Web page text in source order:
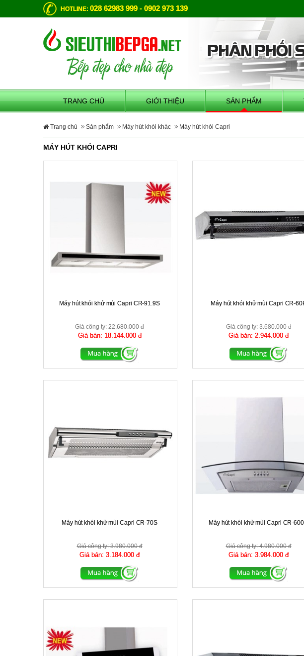
HOTLINE: 028 62983 999 - 0902 973 139
TRANG CHỦ GIỚI THIỆU SẢN PHẨM
Trang chủ Sản phẩm Máy hút khói khác Máy hút khói Capri
MÁY HÚT KHÓI CAPRI
Máy hút khói khử mùi Capri CR-91.9S
Giá công ty:22.680.000 đ
Giá bán: 18.144.000 đ
Máy hút khói khử mùi Capri CR-
Giá công ty:3.680.000 đ
Giá bán: 2.944.000 đ
Máy hút khói khử mùi Capri CR-70S
Giá công ty:3.980.000 đ
Giá bán: 3.184.000 đ
Máy hút khói khử mùi Capri CR-
Giá công ty:4.980.000 đ
Giá bán: 3.984.000 đ